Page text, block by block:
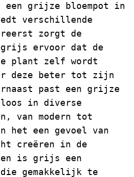
een grijze bloempot in
verschillende
zorgt de
ervoor dat de
plant zelf wordt
deze beter tot zijn
past een grijze
in diverse
van modern tot
het een gevoel van
creëren in de
is grijs een
gemakkelijk te